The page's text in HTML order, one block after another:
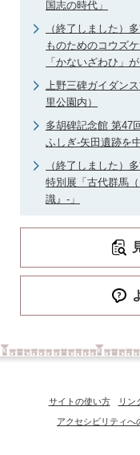
国志の時代」
（終了しました）
ものためのコウズ
「かないざわひ」
上野三碑ガイダン
里公園内）
多胡碑記念館 第47
ふしぎ‐矢田遺跡を中
（終了しました）
特別展「古代群馬
識』‐」
サイトの使い方 リン
アクセシビリティへ